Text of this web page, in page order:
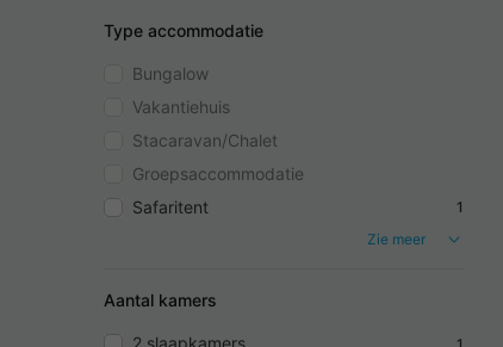
Type accommodatie
Bungalow
Vakantiehuis
Stacaravan/Chalet
Groepsaccommodatie
Safaritent
1
Zie meer
Aantal kamers